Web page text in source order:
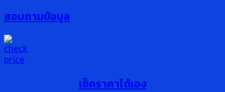
สอบถามข้อมูล
เช็คราคาได้เอง